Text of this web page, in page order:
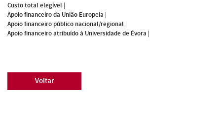
Custo total elegível |
Apoio financeiro da União Europeia |
Apoio financeiro público nacional/regional |
Apoio financeiro atribuído à Universidade de Évora |
Voltar